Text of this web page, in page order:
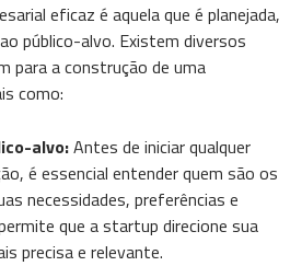
eficaz é aquela que é planejada,
público-alvo. Existem diversos
para a construção de uma
como:
alvo:Antes de iniciar qualquer
é essencial entender quem são os
necessidades, preferências e
que a startup direcione sua
precisa e relevante.